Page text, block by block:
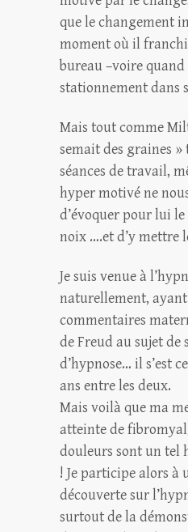
que le changement
moment où il
bureau –voire
stationnement dans
Mais tout comme
semait des graines »
séances de travail,
hyper motivé ne
d’évoquer pour lui
noix ….et d’y mettre
Je suis venue à
naturellement, ayant
commentaires
de Freud au sujet de
d’hypnose… il s’est
ans entre les deux.
Mais voilà que ma
atteinte de
douleurs sont un tel
! Je participe alors à
découverte sur
surtout de la